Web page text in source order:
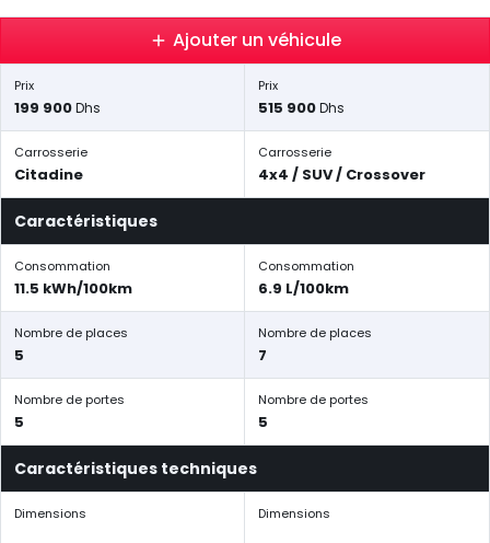
Ajouter un véhicule
Prix
199 900Dhs
Prix
515 900Dhs
Carrosserie
Citadine
Carrosserie
4x4 / SUV / Crossover
Caractéristiques
Consommation
11.5 kWh/100km
Consommation
6.9 L/100km
Nombre de places
5
Nombre de places
7
Nombre de portes
5
Nombre de portes
5
Caractéristiques techniques
Dimensions Dimensions